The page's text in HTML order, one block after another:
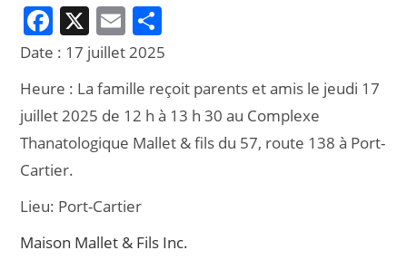
F
a
c
e
b
o
o
k
X E
m
ai
l
ar
ta
g
er
Date : 17 juillet 2025
Heure : La famille reçoit parents et amis le jeudi 17
juillet 2025 de 12 h à 13 h 30 au Complexe
Thanatologique Mallet & fils du 57, route 138 à Port-
Cartier.
Lieu: Port-Cartier
Maison Mallet & Fils Inc.